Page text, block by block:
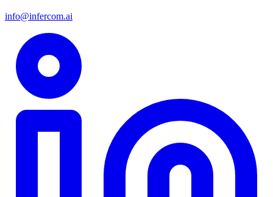
info@infercom.ai